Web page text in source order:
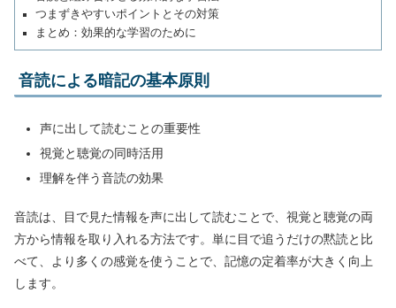
つまずきやすいポイントとその対策
まとめ：効果的な学習のために
音読による暗記の基本原則
声に出して読むことの重要性
視覚と聴覚の同時活用
理解を伴う音読の効果
音読は、目で見た情報を声に出して読むことで、視覚と聴覚の両
方から情報を取り入れる方法です。単に目で追うだけの黙読と比
べて、より多くの感覚を使うことで、記憶の定着率が大きく向上
します。